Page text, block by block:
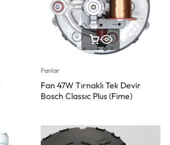
Fanlar
Fan 47W Tırnaklı Tek Devir
Bosch Classıc Plus (Fime)